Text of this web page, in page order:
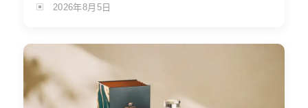
2026年8月5日